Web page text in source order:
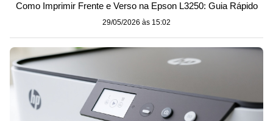
Como Imprimir Frente e Verso na Epson L3250: Guia Rápido
29/05/2026 às 15:02